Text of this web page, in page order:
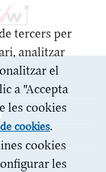
tercers per
analitzar
el
a "Accepta
les cookies
cookies.
cookies
les